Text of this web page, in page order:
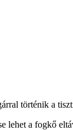
történik a
lehet a fogkő